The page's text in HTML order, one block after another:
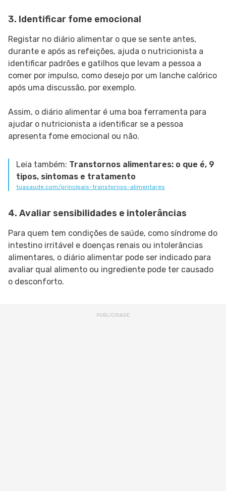
3. Identificar fome emocional
Registar no diário alimentar o que se sente antes,
durante e após as refeições, ajuda o nutricionista a
identificar padrões e gatilhos que levam a pessoa a
comer por impulso, como desejo por um lanche calórico
após uma discussão, por exemplo.
Assim, o diário alimentar é uma boa ferramenta para
ajudar o nutricionista a identificar se a pessoa
apresenta fome emocional ou não.
Leia também: Transtornos alimentares: o que é, 9
tipos, sintomas e tratamento
tuasaude.com/principais-transtornos-alimentares
4. Avaliar sensibilidades e intolerâncias
Para quem tem condições de saúde, como síndrome do
intestino irritável e doenças renais ou intolerâncias
alimentares, o diário alimentar pode ser indicado para
avaliar qual alimento ou ingrediente pode ter causado
o desconforto.